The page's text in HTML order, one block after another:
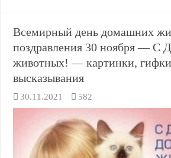
Всемирный день домашних
поздравления 30 ноября — С
животных! — картинки,
высказывания
30.11.2021 582